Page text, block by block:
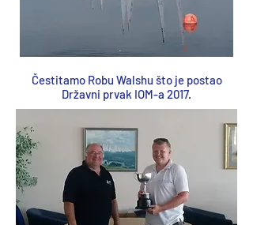
Čestitamo Robu Walshu što je postao
Državni prvak IOM-a 2017.